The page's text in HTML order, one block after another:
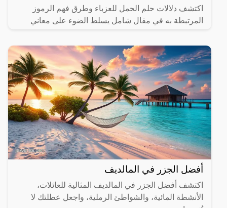
اكتشف دلالات حلم الحمل للعزباء وطرق فهم الرموز
المرتبطة به في مقال شامل يسلط الضوء على معاني
أفضل الجزر في المالديف
اكتشف أفضل الجزر في المالديف المثالية للعائلات،
الأنشطة المائية، والشواطئ الرملية، واجعل عطلتك لا